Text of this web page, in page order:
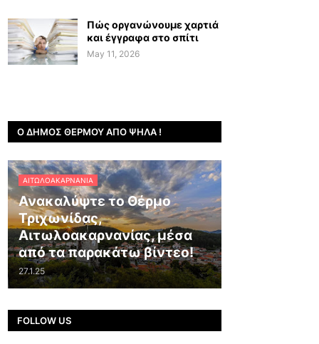
Πώς οργανώνουμε χαρτιά
και έγγραφα στο σπίτι
May 11, 2026
Ο ΔΉΜΟΣ ΘΈΡΜΟΥ ΑΠΌ ΨΗΛΆ !
ΑΙΤΩΛΟΑΚΑΡΝΑΝΊΑ
Ανακαλύψτε το Θέρμο
Τριχωνίδας,
Αιτωλοακαρνανίας, μέσα
από τα παρακάτω βίντεο!
27.1.25
FOLLOW US